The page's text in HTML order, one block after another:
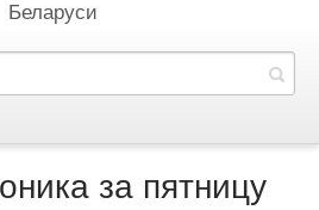
Беларуси
за пятницу